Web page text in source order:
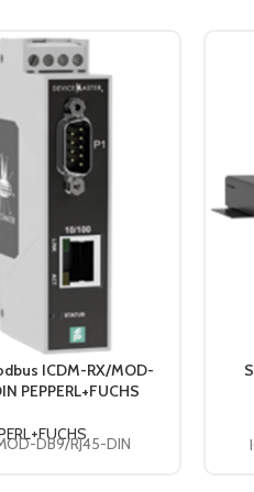
ICDM-RX/MOD-
PEPPERL+FUCHS
DB9/RJ45-DIN